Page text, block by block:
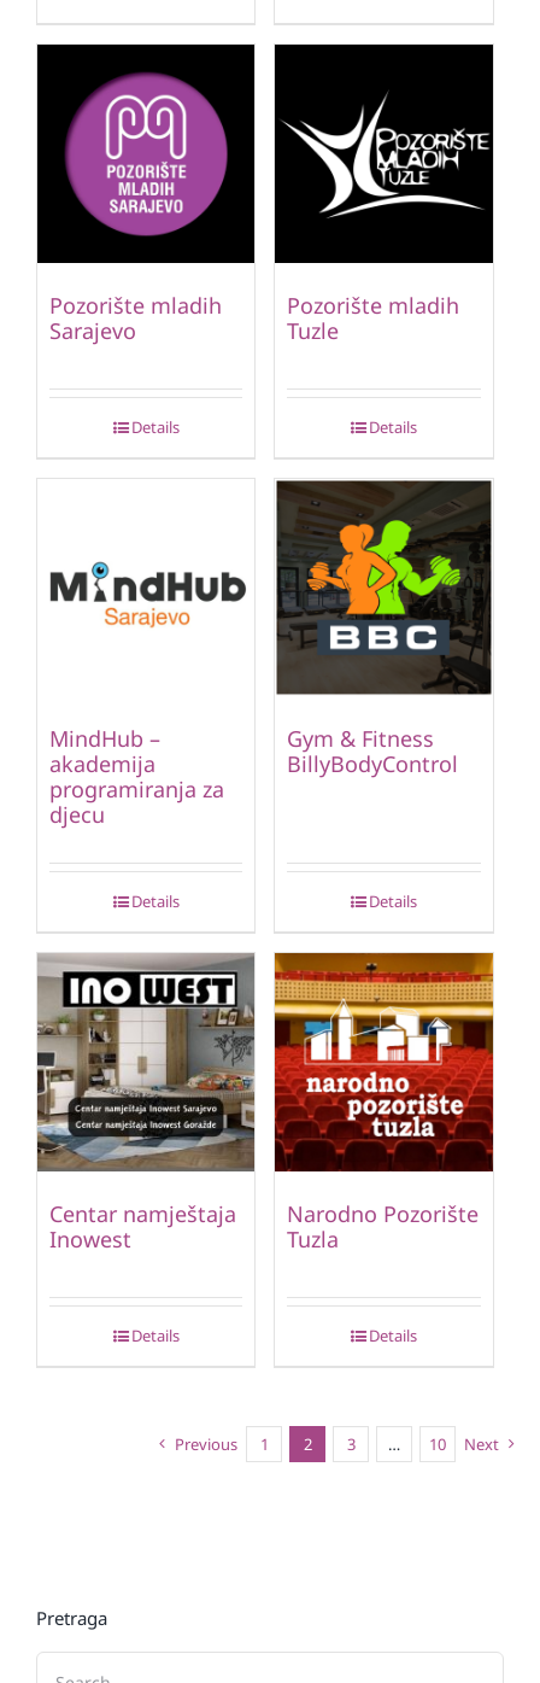
Pozorište mladih
Sarajevo
Details
Pozorište mladih
Tuzle
Details
MindHub –
akademija
programiranja za
djecu
Details
Gym & Fitness
BillyBodyControl
Details
Centar namještaja
Inowest
Details
Narodno Pozorište
Tuzla
Details
Previous 1 2 3 … 10 Next
Pretraga